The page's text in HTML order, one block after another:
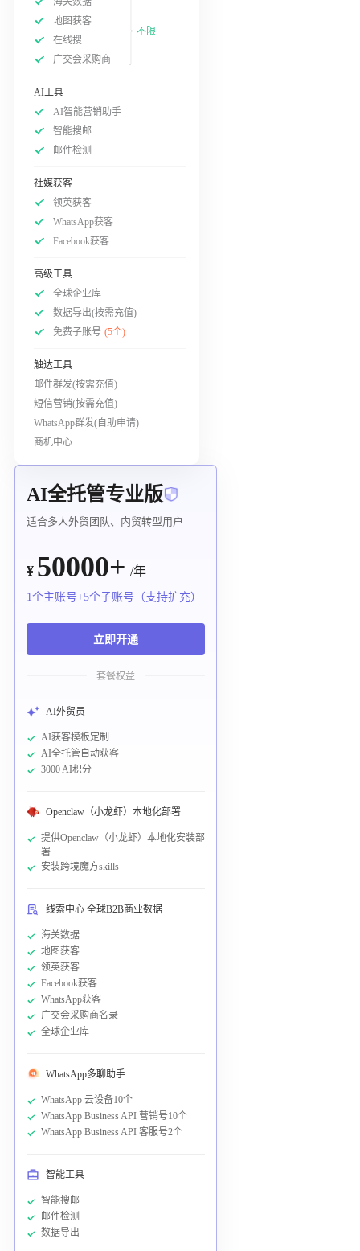
地图获客
在线搜
广交会采购商
不限
AI工具
AI智能营销助手
智能搜邮
邮件检测
社媒获客
领英获客
WhatsApp获客
Facebook获客
高级工具
全球企业库
数据导出(按需充值)
免费子账号 (5个)
触达工具
邮件群发(按需充值)
短信营销(按需充值)
WhatsApp群发(自助申请)
商机中心
AI全托管专业版
适合多人外贸团队、内贸转型用户
¥ 50000+ /年
1个主账号+5个子账号（支持扩充）
立即开通
套餐权益
AI外贸员
AI获客模板定制
AI全托管自动获客
3000 AI积分
Openclaw（小龙虾）本地化部署
提供Openclaw（小龙虾）本地化安装部
署
安装跨境魔方skills
线索中心 全球B2B商业数据
海关数据
地图获客
领英获客
Facebook获客
WhatsApp获客
广交会采购商名录
全球企业库
WhatsApp多聊助手
WhatsApp 云设备10个
WhatsApp Business API 营销号10个
WhatsApp Business API 客服号2个
智能工具
智能搜邮
邮件检测
数据导出